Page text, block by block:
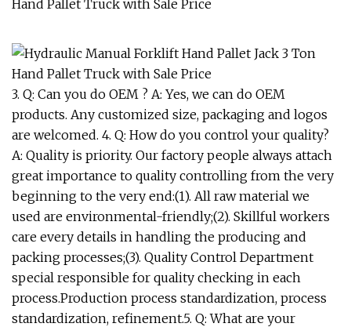
3. Q: Can you do OEM ? A: Yes, we can do OEM
products. Any customized size, packaging and logos
are welcomed. 4. Q: How do you control your quality?
A: Quality is priority. Our factory people always attach
great importance to quality controlling from the very
beginning to the very end:(1). All raw material we
used are environmental-friendly;(2). Skillful workers
care every details in handling the producing and
packing processes;(3). Quality Control Department
special responsible for quality checking in each
process.Production process standardization, process
standardization, refinement.5. Q: What are your